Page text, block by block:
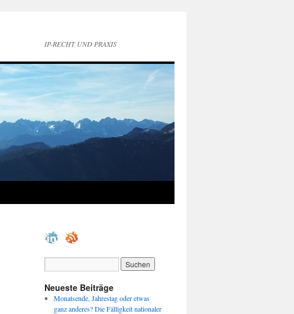
IP-RECHT UND PRAXIS
Neueste Beiträge
Monatsende, Jahrestag oder etwas
ganz anderes? Die Fälligkeit nationaler